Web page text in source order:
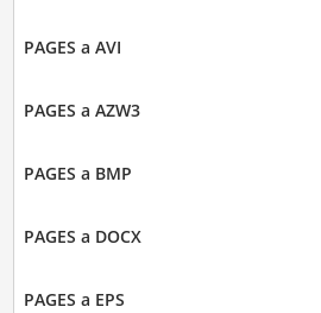
PAGES a AVI
PAGES a AZW3
PAGES a BMP
PAGES a DOCX
PAGES a EPS